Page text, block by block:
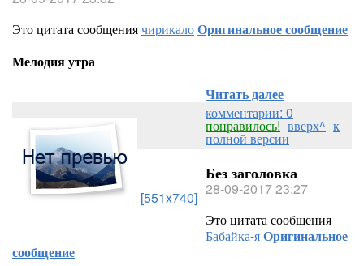
Это цитата сообщениячирикалоОригинальное сообщение
Мелодия утра
[551x740]
Читать далее
комментарии: 0
понравилось! вверх^ к
полной версии
Без заголовка
28-09-2017 23:27
Это цитата сообщения
Бабайка-яОригинальное
сообщение